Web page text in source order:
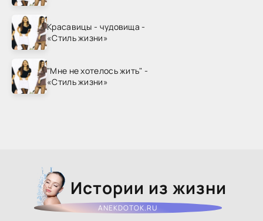
Красавицы - чудовища -
«Стиль жизни»
"Мне не хотелось жить" -
«Стиль жизни»
Истории из жизни
ANEKDOTOK.RU